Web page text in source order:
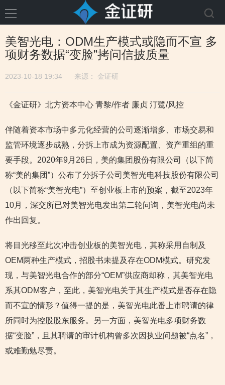
美智光电：ODM生产模式或隐而不宣 多
项财务数据“变脸”拷问信披质量
2023-10-18 19:34 来源： 金证研
《金证研》北方资本中心 青黎/作者 廉贞 汀鹭/风控
伴随着资本市场中多元化经营的公司逐渐增多、市场交易和
监管环境逐步成熟，分拆上市成为资源配置、资产重组的重
要手段。2020年9月26日，美的集团股份有限公司（以下简
称“美的集团”）公布了分拆子公司美智光电科技股份有限公司
（以下简称“美智光电”）至创业板上市的预案，截至2023年
10月，深交所已对美智光电发出第二轮问询，美智光电尚未
作出回复。
将目光移至此次冲击创业板的美智光电，其称采用自制及
OEM两种生产模式，招股书未提及存在ODM模式。研究发
现，与美智光电合作的部分“OEM”供应商却称，其美智光电
系其ODM客户，至此，美智光电关于其生产模式是否存在隐
而不宣的情形？值得一提的是，美智光电此番上市聘请的律
所同时为控股股东服务。另一方面，美智光电多项财务数
据“变脸”，且其聘请的审计机构曾多次因执业问题被“点名”，
或难勤勉尽责。